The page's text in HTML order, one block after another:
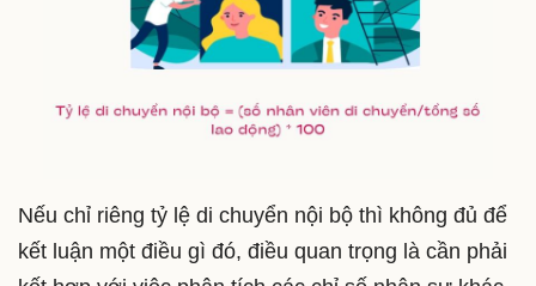
Nếu chỉ riêng tỷ lệ di chuyển nội bộ thì không đủ để
kết luận một điều gì đó, điều quan trọng là cần phải